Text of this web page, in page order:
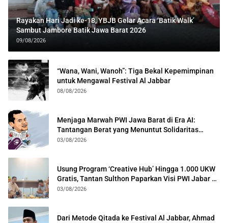
Rayakan Hari Jadi ke-18, YBJB Gelar Acara ‘Batik Walk’
Sambut Jambore Batik Jawa Barat 2026
09/08/2026
“Wana, Wani, Wanoh”: Tiga Bekal Kepemimpinan
untuk Mengawal Festival Al Jabbar
08/08/2026
Menjaga Marwah PWI Jawa Barat di Era AI:
Tantangan Berat yang Menuntut Solidaritas
Lintas Generasi
03/08/2026
Usung Program ‘Creative Hub’ Hingga 1.000 UKW
Gratis, Tantan Sulthon Paparkan Visi PWI Jabar di
Kota Bogor
03/08/2026
Dari Metode Qitada ke Festival Al Jabbar, Ahmad